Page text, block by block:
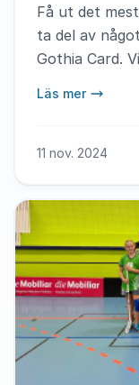
Få ut det
ta del av
Gothia Card.
Läs mer
11 nov. 2024